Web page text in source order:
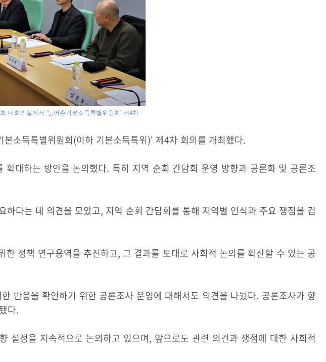
대회의실에서 '농어촌기본소득특별위원회' 제4차
소득특별위원회(이하 기본소득특위)' 제4차 회의를 개최했다.
대하는 방안을 논의했다. 특히 지역 순회 간담회 운영 방향과 공론화 및 공론조
다는 데 의견을 모았고, 지역 순회 간담회를 통해 지역별 인식과 주요 쟁점을 검
정책 연구용역을 추진하고, 그 결과를 토대로 사회적 논의를 확산할 수 있는 공
반응을 확인하기 위한 공론조사 운영에 대해서도 의견을 나눴다. 공론조사가 향
다.
설정을 지속적으로 논의하고 있으며, 앞으로도 관련 의견과 쟁점에 대한 사회적